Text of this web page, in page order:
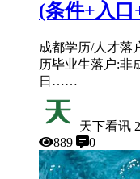
(条件+入口
成都学历/人才
历毕业生落户:非
日……
天下看讯
889
0